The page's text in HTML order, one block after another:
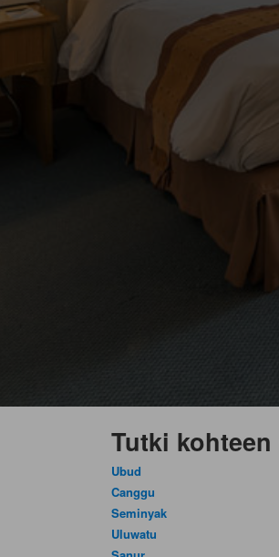
Tutki
Ubud
Canggu
Seminyak
Uluwatu